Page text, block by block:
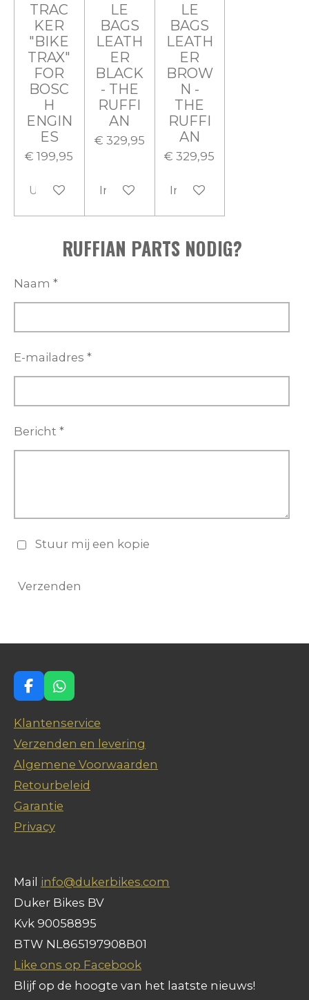
TRAC
KER
"BIKE
TRAX"
FOR
BOSC
H
ENGIN
ES
€ 199,95
Uitverkocht
LE
BAGS
LEATH
ER
BLACK
- THE
RUFFI
AN
€ 329,95
In winkelwagen
LE
BAGS
LEATH
ER
BROW
N -
THE
RUFFI
AN
€ 329,95
In winkelwagen
RUFFIAN PARTS NODIG?
Naam *
E-mailadres *
Bericht *
Stuur mij een kopie
Verzenden
F
c
b
o
o
k
W
a
s
A
p
Klantenservice
Verzenden en levering
Algemene Voorwaarden
Retourbeleid
Garantie
Privacy
Mail info@dukerbikes.com
Duker Bikes BV
Kvk 90058895
BTW NL865197908B01
Like ons op Facebook
Blijf op de hoogte van het laatste nieuws!